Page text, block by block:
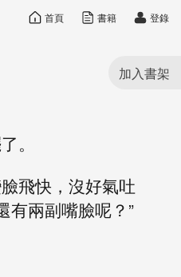
目錄
。
飛快，沒好氣吐
有兩副嘴臉呢？”
首頁 書籍 登錄